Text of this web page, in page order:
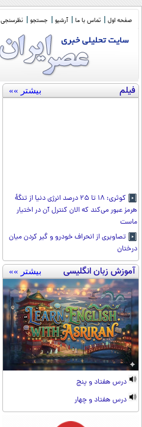
صفحه اول تماس با ما آرشیو جستجو نظرسنجی
فیلم بیشتر »»
کوثری: ۱۸ تا ۲۵ درصد انرژی دنیا از تنگۀ
هرمز عبور می‌کند که الان کنترل آن در اختیار
ماست
تصاویری از انحراف خودرو و گیر کردن میان
درختان
آموزش زبان انگلیسی بیشتر »»
درس هفتاد و پنج
درس هفتاد و چهار